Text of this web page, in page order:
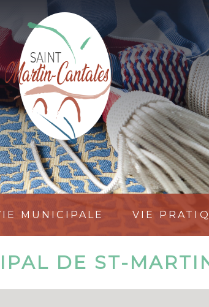
MUNICIPALE VIE
DE ST-